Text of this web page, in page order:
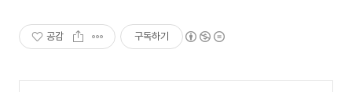
공감 구독하기